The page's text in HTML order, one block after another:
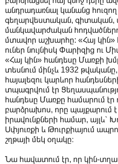
անդրադառնալ կանանց
գեղարվեստական,
մանկավարժական
մտավոր աշխարհը: «Հայ կին»
ուներ նույնիսկ Փարիզից ու
«Հայ կին» հանդեսը Մառքի
տեսնում մինչև 1932
հայալեզու կարևոր
տպագրվում էր
հանդեսը Մառքը համարում էր
բարձրախոս, որը պայքարում
իրավունքների համար, այլև՝
Սփյուռքի և Թուրքիայում
շղթայի մեկ օղակը։
Նա հավատում էր, որ կին-